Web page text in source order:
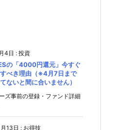
4日 : 投資
の「4000円還元」今すぐ
べき理由（※4月7日まで
ないと間に合いません）
ズ事前の登録・ファンド詳細
13日 : お得技